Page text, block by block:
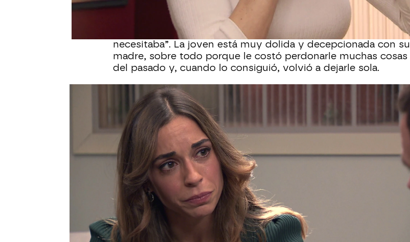
"¿Cuántas veces vas a pedirme perdón para luego
abandonarme? Me has traicionado otra vez, cuando más te
necesitaba”. La joven está muy dolida y decepcionada con su
madre, sobre todo porque le costó perdonarle muchas cosas
del pasado y, cuando lo consiguió, volvió a dejarle sola.
Ahora, no quiere saber nada de ella y cree que su vida irá
mejor si están lejos. “Si tienes algo de dignidad, devuelve el
dinero. No te pienso perdonar en la vida”, le ha dicho.
Tina cometió muchos errores en el pasado. Enganchada a la
bebida y con un marido que las había abandonado, decidió
eliminar su tristeza con hombres. Por ese motivo, Coral se
marchó y se crió con Paloma y sus padres.
Con el paso del tiempo, Tina llegó a la Plaza de los Frutos,
encontró trabajo en Garlo, se ganó la confianza de todos los
empleados y, poco a poco, la de su hija.